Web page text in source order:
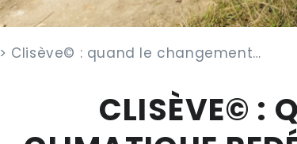
> Clisève© : quand le changement…
CLISÈVE© :